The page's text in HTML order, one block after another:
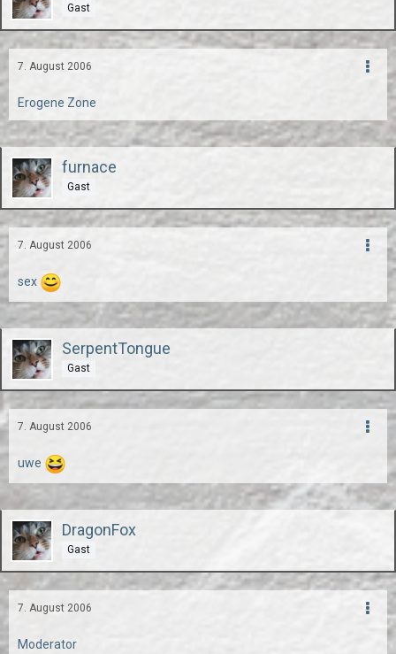
Gast
7. August 2006
Erogene Zone
furnace
Gast
7. August 2006
sex
SerpentTongue
Gast
7. August 2006
uwe
DragonFox
Gast
7. August 2006
Moderator